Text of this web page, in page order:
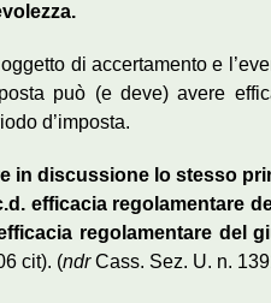
di accertamento e
può (e deve) avere
d’imposta.
in discussione lo stesso
efficacia regolamentare
regolamentare del
cit). (ndrCass. Sez. U. n.